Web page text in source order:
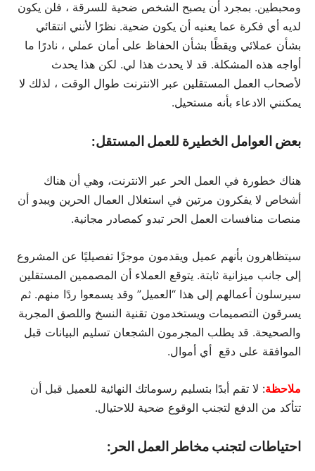
ومحبطين. بمجرد أن يصبح الشخص ضحية للسرقة ، فلن يكون
لديه أي فكرة عما يعنيه أن يكون ضحية. نظرًا لأنني انتقائي
بشأن عملائي ويقظًا بشأن الحفاظ على أمان عملي ، نادرًا ما
أواجه هذه المشكلة. قد لا يحدث هذا لي. لكن هذا يحدث
لأصحاب العمل المستقلين عبر الانترنت طوال الوقت ، لذلك لا
يمكنني الادعاء بأنه مستحيل.
بعض العوامل الخطيرة للعمل المستقل:
هناك خطورة في العمل الحر عبر الانترنت، وهي أن هناك
أشخاص لا يفكرون مرتين في استغلال العمال الحرين ويبدو أن
منصات منافسات العمل الحر تبدو كمصادر مجانية.
سيتظاهرون بأنهم عميل ويقدمون موجزًا تفصيليًا عن المشروع
إلى جانب ميزانية ثابتة. يتوقع العملاء أن المصممين المستقلين
سيرسلون أعمالهم إلى هذا “العميل” وقد يسمعوا ردًا منهم. ثم
يسرقون التصميمات ويستخدمون تقنية النسخ واللصق المجربة
والصحيحة. قد يطلب المجرمون الشجعان تسليم البيانات قبل
الموافقة على دقع أي أموال.
ملاحظة: لا تقم أبدًا بتسليم رسوماتك النهائية للعميل قبل أن
تتأكد من الدفع لتجنب الوقوع ضحية للاحتيال.
احتياطات لتجنب مخاطر العمل الحر: